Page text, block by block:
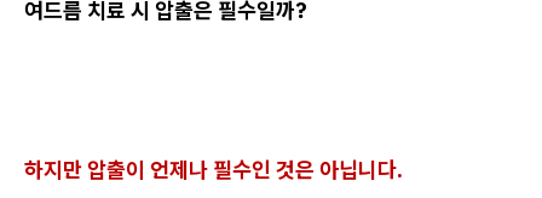
여드름 치료 시 압출은 필수일까?
하지만 압출이 언제나 필수인 것은 아닙니다.